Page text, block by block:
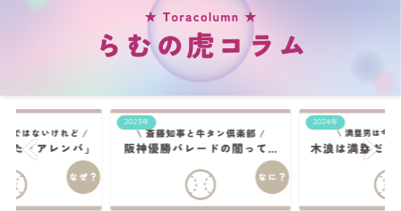
2023年 2024年